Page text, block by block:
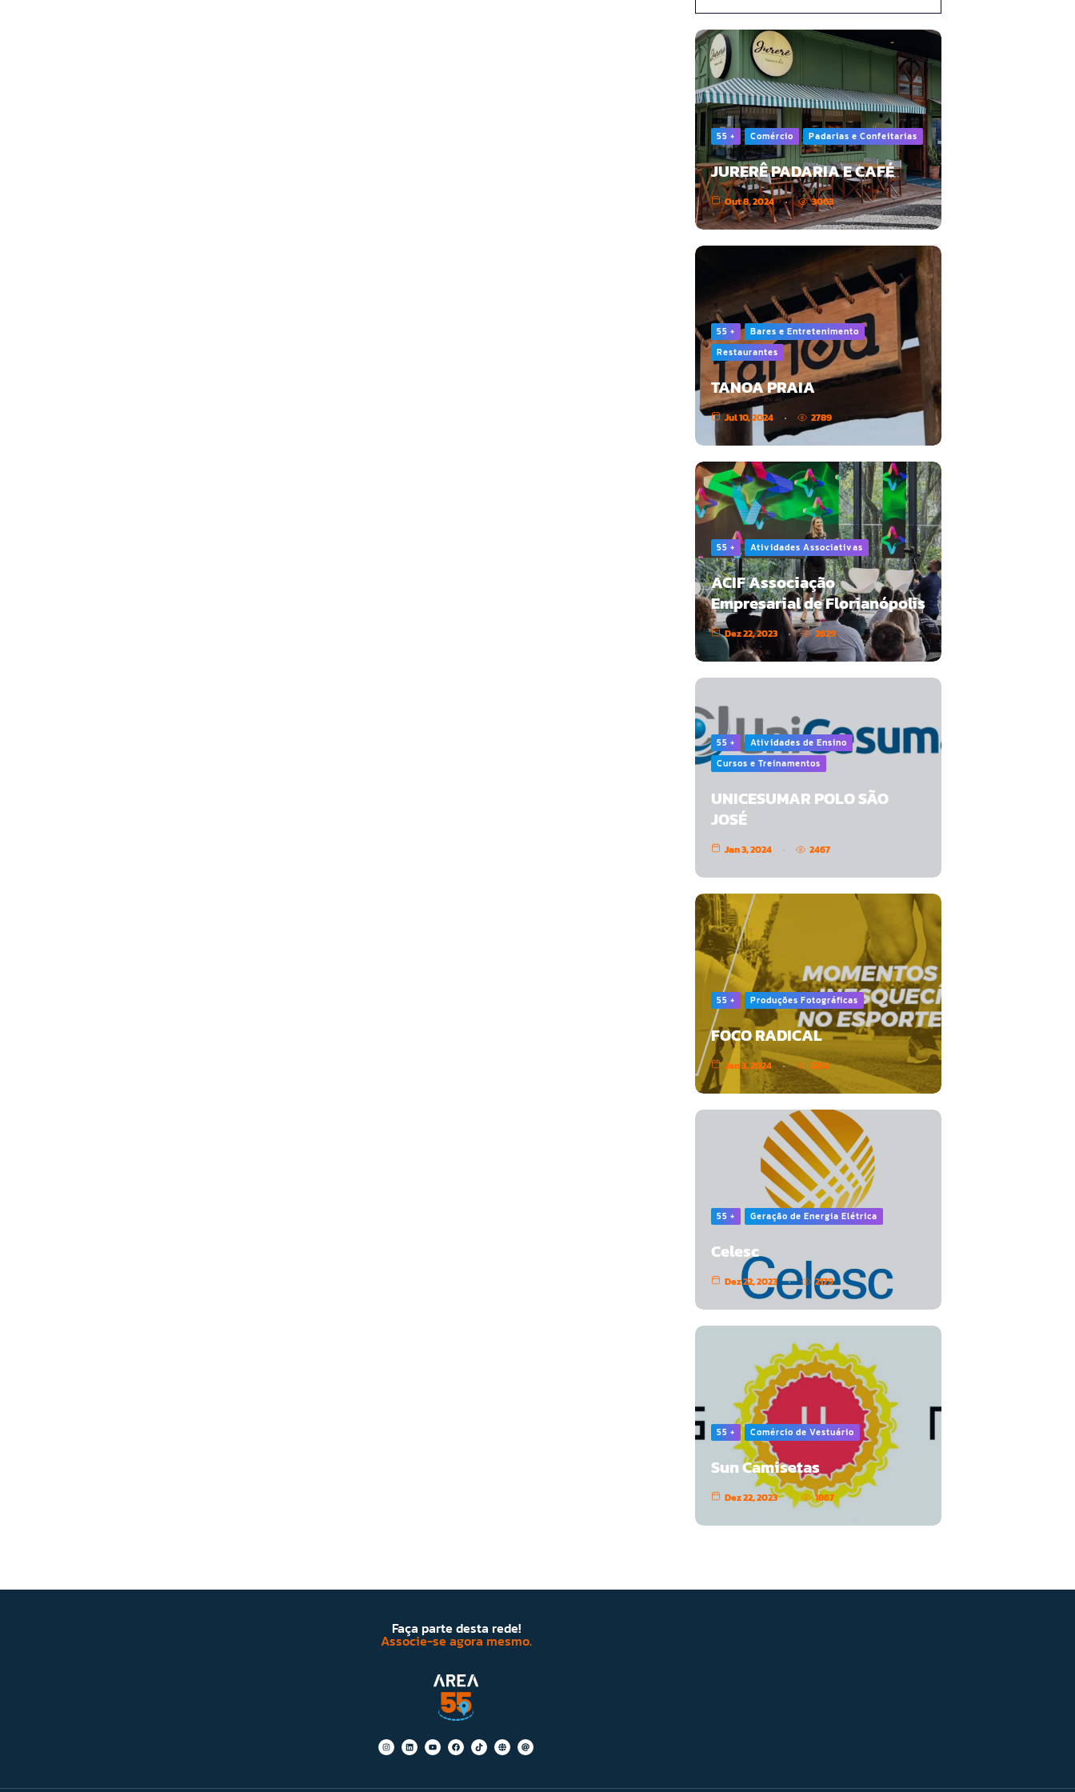
55 + Comércio Padarias e Confeitarias
JURERÊ PADARIA E CAFÉ
Out 8, 2024 3063
55 +
Bares e Entretenimento
Restaurantes
TANOA PRAIA
Jul 10, 2024 2789
55 + Atividades Associativas
ACIF Associação
Empresarial de Florianópolis
Dez 22, 2023 2629
55 +
Atividades de Ensino
Cursos e Treinamentos
UNICESUMAR POLO SÃO
JOSÉ
Jan 3, 2024 2467
55 + Produções Fotográficas
FOCO RADICAL
Jan 3, 2024 2254
55 + Geração de Energia Elétrica
Celesc
Dez 22, 2023 2179
55 + Comércio de Vestuário
Sun Camisetas
Dez 22, 2023 1867
Faça parte desta rede!
Associe-se agora mesmo.